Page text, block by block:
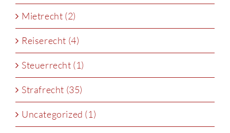
Mietrecht (2)
Reiserecht (4)
Steuerrecht (1)
Strafrecht (35)
Uncategorized (1)